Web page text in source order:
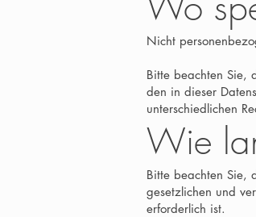
Nicht
Bitte beachten Sie,
den in dieser
unterschiedlichen
Wie
Bitte beachten Sie,
gesetzlichen und
erforderlich ist.